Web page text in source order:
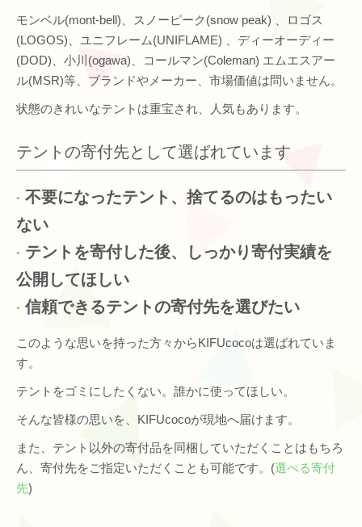
モンベル(mont‐bell)、スノーピーク(snow peak) 、ロゴス
(LOGOS)、ユニフレーム(UNIFLAME) 、ディーオーディー
(DOD)、小川(ogawa)、コールマン(Coleman) エムエスアー
ル(MSR)等、ブランドやメーカー、市場価値は問いません。
状態のきれいなテントは重宝され、人気もあります。
テントの寄付先として選ばれています
不要になったテント、捨てるのはもったい
ない
テントを寄付した後、しっかり寄付実績を
公開してほしい
信頼できるテントの寄付先を選びたい
このような思いを持った方々からKIFUcocoは選ばれていま
す。
テントをゴミにしたくない。誰かに使ってほしい。
そんな皆様の思いを、KIFUcocoが現地へ届けます。
また、テント以外の寄付品を同梱していただくことはもちろ
ん、寄付先をご指定いただくことも可能です。(選べる寄付
先)